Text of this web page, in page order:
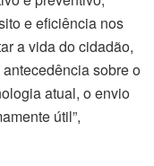
e eficiência nos
a vida do cidadão,
sobre o
atual, o envio
útil”,